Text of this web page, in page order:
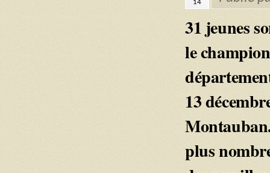
14
31 jeunes
le
13
plus